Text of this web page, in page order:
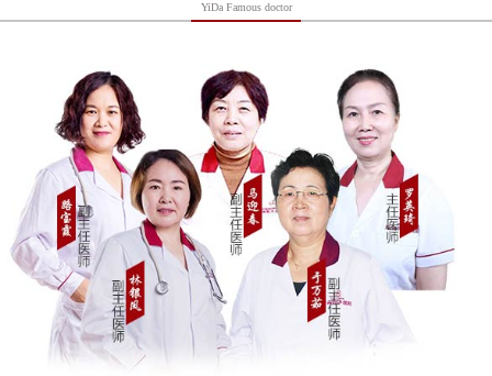
YiDa Famous doctor